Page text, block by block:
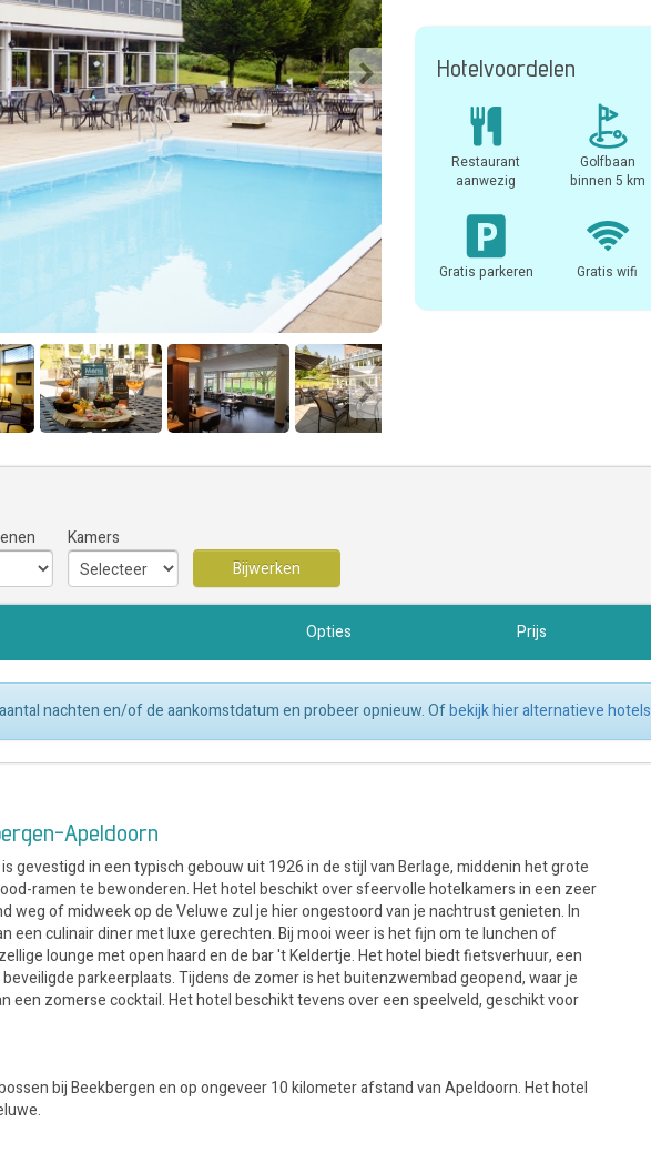
Hotelvoordelen
Restaurant
aanwezig
Golfbaan
binnen 5 km
Gratis parkeren Gratis wifi
Kamers
Bijwerken
Opties Prijs
nachten en/of de aankomstdatum en probeer opnieuw. Ofbekijk hier alternatieve hotels
Apeldoorn
gevestigd in een typisch gebouw uit 1926 in de stijl van Berlage, middenin het grote
ramen te bewonderen. Het hotel beschikt over sfeervolle hotelkamers in een zeer
weg of midweek op de Veluwe zul je hier ongestoord van je nachtrust genieten. In
een culinair diner met luxe gerechten. Bij mooi weer is het fijn om te lunchen of
lounge met open haard en de bar 't Keldertje. Het hotel biedt fietsverhuur, een
parkeerplaats. Tijdens de zomer is het buitenzwembad geopend, waar je
een zomerse cocktail. Het hotel beschikt tevens over een speelveld, geschikt voor
bij Beekbergen en op ongeveer 10 kilometer afstand van Apeldoorn. Het hotel